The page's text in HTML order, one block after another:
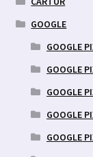
GOOGLE
GOOGLE
GOOGLE
GOOGLE
GOOGLE
GOOGLE